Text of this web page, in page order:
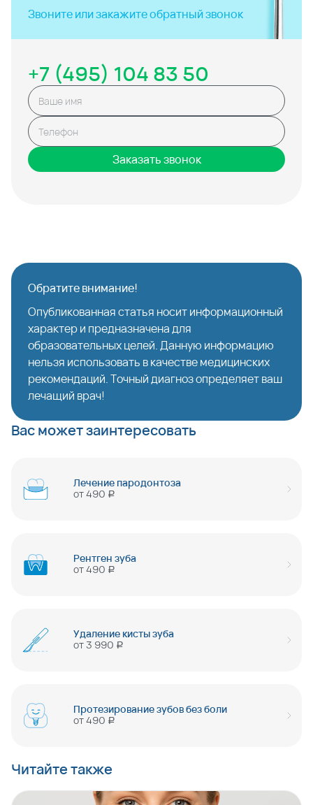
Звоните или закажитеобратный звонок
+7 (495) 104 83 50
Заказать звонок
Обратите внимание!
Опубликованная статья носит информационный
характер и предназначена для
образовательных целей. Данную информацию
нельзя использовать в качестве медицинских
рекомендаций. Точный диагноз определяет ваш
лечащий врач!
Вас может заинтересовать
Лечение пародонтоза
от490 руб
Рентген зуба
от490 руб
Удаление кисты зуба
от3 990 руб
Протезирование зубов без боли
от490 руб
Читайте также